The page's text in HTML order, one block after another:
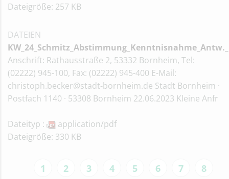
Dateigröße: 257 KB
DATEIEN
Anschrift: Rathausstraße 2, 53332 Bornheim, Tel:
(02222) 945-100, Fax: (02222) 945-400 E-Mail:
christoph.becker@stadt-bornheim.de Stadt Bornheim ·
Postfach 1140 · 53308 Bornheim 22.06.2023 Kleine Anfr
Dateityp :
application/pdf
Dateigröße: 330 KB
1 2 3 4 5 6 7
8